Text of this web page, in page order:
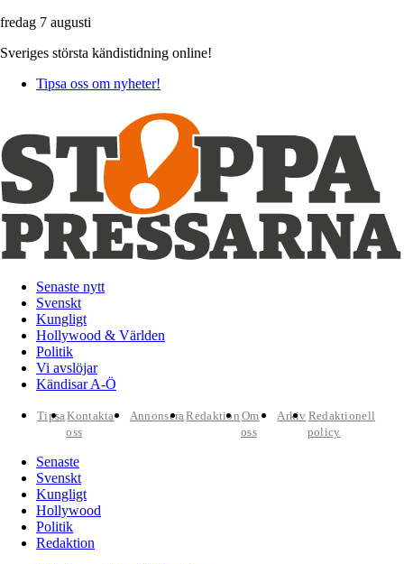
fredag 7 augusti
Sveriges största kändistidning online!
Tipsa oss om nyheter!
Senaste nytt
Svenskt
Kungligt
Hollywood & Världen
Politik
Vi avslöjar
Kändisar A-Ö
TipsaKontakta
oss
AnnonseraRedaktion Om
oss
Arkiv Redaktionell
policy
Senaste
Svenskt
Kungligt
Hollywood
Politik
Redaktion